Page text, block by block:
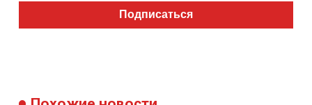
Подписаться